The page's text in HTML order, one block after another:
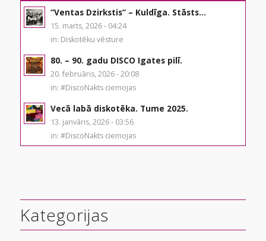
“Ventas Dzirkstis” – Kuldīga. Stāsts...
15. marts, 2026 - 04:24
in: Diskotēku vēsture
80. – 90. gadu DISCO Igates pilī.
20. februāris, 2026 - 20:08
in: #DiscoNakts ciemojas
Vecā labā diskotēka. Tume 2025.
13. janvāris, 2026 - 03:56
in: #DiscoNakts ciemojas
Kategorijas